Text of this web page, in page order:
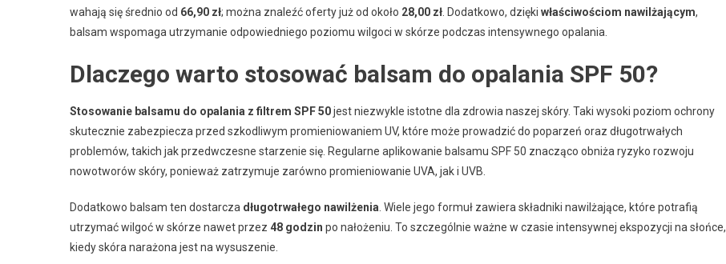
wahają się średnio od 66,90 zł; można znaleźć oferty już od około 28,00 zł . Dodatkowo, dzięki właściwościom nawilżającym,
balsam wspomaga utrzymanie odpowiedniego poziomu wilgoci w skórze podczas intensywnego opalania.
Dlaczego warto stosować balsam do opalania SPF 50?
Stosowanie balsamu do opalania z filtrem SPF 50jest niezwykle istotne dla zdrowia naszej skóry. Taki wysoki poziom ochrony
skutecznie zabezpiecza przed szkodliwym promieniowaniem UV, które może prowadzić do poparzeń oraz długotrwałych
problemów, takich jak przedwczesne starzenie się. Regularne aplikowanie balsamu SPF 50 znacząco obniża ryzyko rozwoju
nowotworów skóry, ponieważ zatrzymuje zarówno promieniowanie UVA, jak i UVB.
Dodatkowo balsam ten dostarcza długotrwałego nawilżenia . Wiele jego formuł zawiera składniki nawilżające, które potrafią
utrzymać wilgoć w skórze nawet przez 48 godzin po nałożeniu. To szczególnie ważne w czasie intensywnej ekspozycji na słońce,
kiedy skóra narażona jest na wysuszenie.